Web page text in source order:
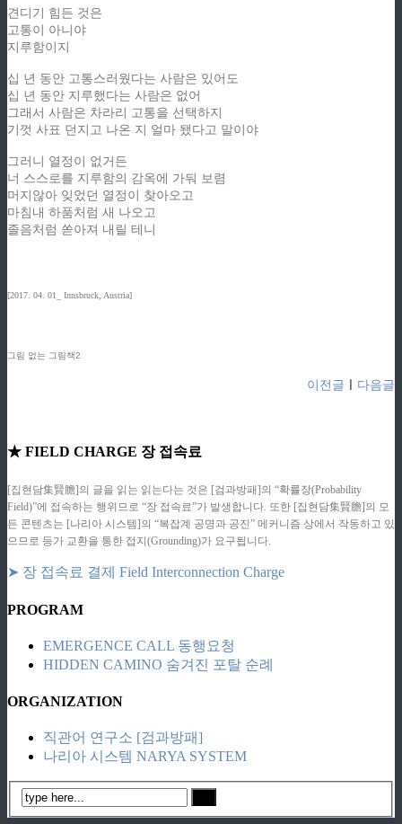
견디기 힘든 것은
고통이 아니야
지루함이지
십 년 동안 고통스러웠다는 사람은 있어도
십 년 동안 지루했다는 사람은 없어
그래서 사람은 차라리 고통을 선택하지
기껏 사표 던지고 나온 지 얼마 됐다고 말이야
그러니 열정이 없거든
너 스스로를 지루함의 감옥에 가둬 보렴
머지않아 잊었던 열정이 찾아오고
마침내 하품처럼 새 나오고
졸음처럼 쏟아져 내릴 테니
[2017. 04. 01_ Innsbruck, Austria]
그림 없는 그림책2
이전글 다음글
★ FIELD CHARGE 장 접속료
[집현담集賢膽]의 글을 읽는 읽는다는 것은 [검과방패]의 “확률장(Probability
Field)”에 접속하는 행위므로 “장 접속료”가 발생합니다. 또한 [집현담集賢膽]의 모
든 콘텐츠는 [나리아 시스템]의 “복잡계 공명과 공진” 메커니즘 상에서 작동하고 있
으므로 등가 교환을 통한 접지(Grounding)가 요구됩니다.
➤ 장 접속료 결제 Field Interconnection Charge
PROGRAM
EMERGENCE CALL 동행요청
HIDDEN CAMINO 숨겨진 포탈 순례
ORGANIZATION
직관어 연구소 [검과방패]
나리아 시스템 NARYA SYSTEM